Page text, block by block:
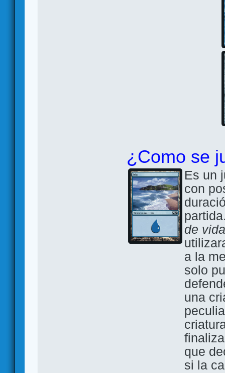
¿Como se
Es un
con
de
a la
solo
una
que
si la